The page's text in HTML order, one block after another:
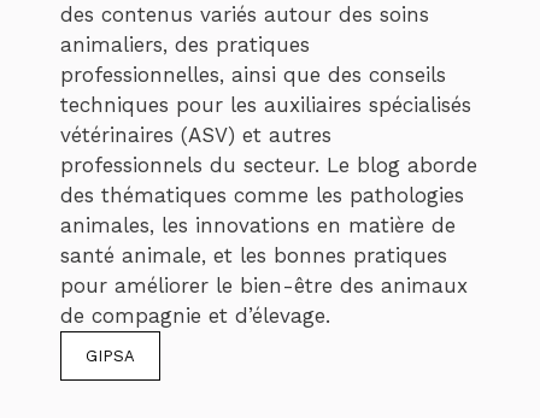
des contenus variés autour des soins
animaliers, des pratiques
professionnelles, ainsi que des conseils
techniques pour les auxiliaires spécialisés
vétérinaires (ASV) et autres
professionnels du secteur. Le blog aborde
des thématiques comme les pathologies
animales, les innovations en matière de
santé animale, et les bonnes pratiques
pour améliorer le bien-être des animaux
de compagnie et d’élevage.
GIPSA